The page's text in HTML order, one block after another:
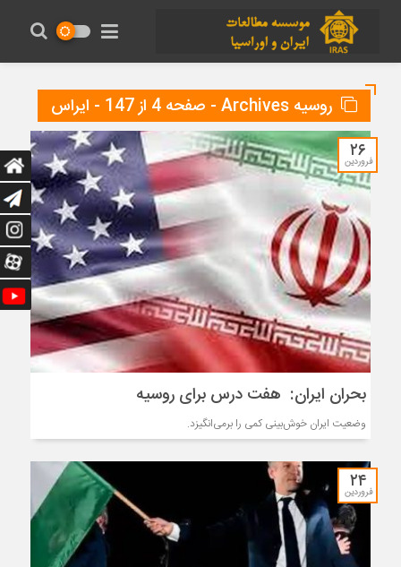
روسیه Archives - صفحه 4 از 147 - ایراس
۲۶
فروردین
بحران ایران: هفت درس برای روسیه
وضعیت ایران خوش‌بینی کمی را برمی‌انگیزد.
۲۴
فروردین